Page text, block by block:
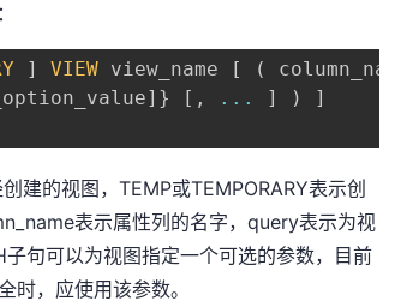
] VIEW view_name [ ( column_name
] } [ , ... ] )
]
建的视图，TEMP或TEMPORARY表示创
表示属性列的名字，query表示为视
句可以为视图指定一个可选的参数，目前
，应使用该参数。